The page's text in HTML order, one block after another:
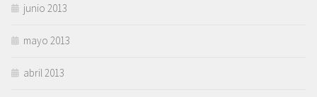
junio 2013
mayo 2013
abril 2013